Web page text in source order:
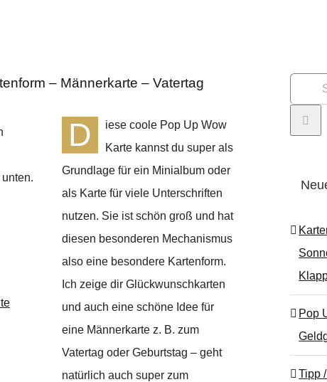
– Männerkarte – Vatertag
D
iese coole Pop Up Wow
Karte kannst du super als
Grundlage für ein Minialbum oder
als Karte für viele Unterschriften
nutzen. Sie ist schön groß und hat
diesen besonderen Mechanismus
also eine besondere Kartenform.
Ich zeige dir Glückwunschkarten
und auch eine schöne Idee für
eine Männerkarte z. B. zum
Vatertag oder Geburtstag – geht
natürlich auch super zum
nach:
Pop
Tipp